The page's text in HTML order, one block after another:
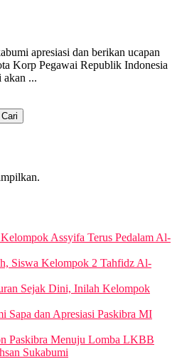
apresiasi dan berikan ucapan
Korp Pegawai Republik Indonesia
...
Cari
Assyifa Terus Pedalam Al-
Siswa Kelompok 2 Tahfidz Al-
Sejak Dini, Inilah Kelompok
Sapa dan Apresiasi Paskibra MI
Paskibra Menuju Lomba LKBB
Sukabumi